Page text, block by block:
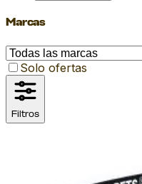
Marcas
Solo ofertas
Filtros